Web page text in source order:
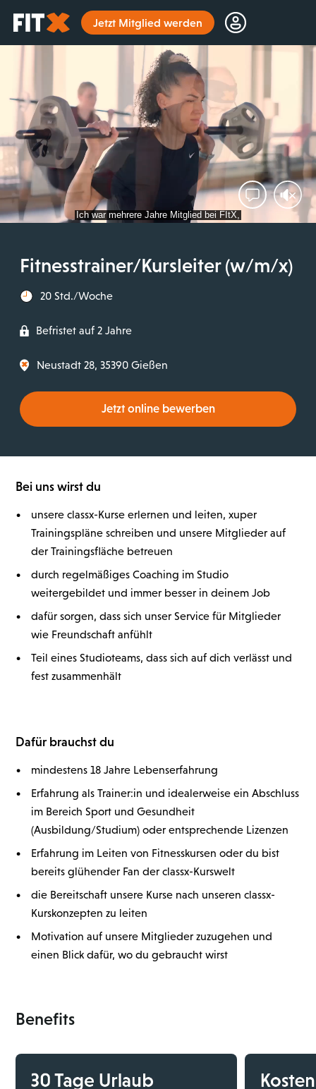
Startseite Jetzt Mitglied werden
Fitnesstrainer/Kursleiter (w/m/x)
20 Std./Woche
Befristet auf 2 Jahre
Neustadt 28, 35390 Gießen
Jetzt online bewerben
Bei uns wirst du
•
unsere classx-Kurse erlernen und leiten, xuper
Trainingspläne schreiben und unsere Mitglieder auf
der Trainingsfläche betreuen
•
durch regelmäßiges Coaching im Studio
weitergebildet und immer besser in deinem Job
•
dafür sorgen, dass sich unser Service für Mitglieder
wie Freundschaft anfühlt
•
Teil eines Studioteams, dass sich auf dich verlässt und
fest zusammenhält
Dafür brauchst du
• mindestens 18 Jahre Lebenserfahrung
•
Erfahrung als Trainer:in und idealerweise ein Abschluss
im Bereich Sport und Gesundheit
(Ausbildung/Studium) oder entsprechende Lizenzen
•
Erfahrung im Leiten von Fitnesskursen oder du bist
bereits glühender Fan der classx-Kurswelt
•
die Bereitschaft unsere Kurse nach unseren classx-
Kurskonzepten zu leiten
•
Motivation auf unsere Mitglieder zuzugehen und
einen Blick dafür, wo du gebraucht wirst
Benefits